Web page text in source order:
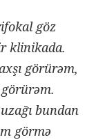
göz
klinikada.
görürəm,
bundan
görmə